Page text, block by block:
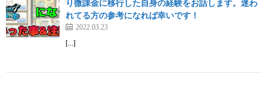
り微課金に移行した自身の経験をお話します。迷わ
れてる方の参考になれば幸いです！
2022.03.23
[…]